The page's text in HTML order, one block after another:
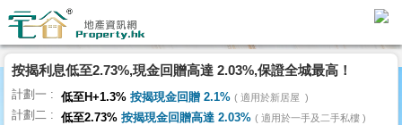
代
理
主
頁
按揭利息低至2.73%,現金回贈高達 2.03%,保證全城最高！
計劃一 低至H+1.3% 按揭現金回贈 2.1% 適用於新居屋
計劃二 低至2.73% 按揭現金回贈高達 2.03% 適用於一手及二手私樓